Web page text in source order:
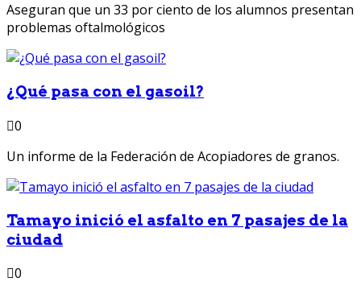
Aseguran que un 33 por ciento de los alumnos presentan
problemas oftalmológicos
¿Qué pasa con el gasoil?
0
Un informe de la Federación de Acopiadores de granos.
Tamayo inició el asfalto en 7 pasajes de la
ciudad
0